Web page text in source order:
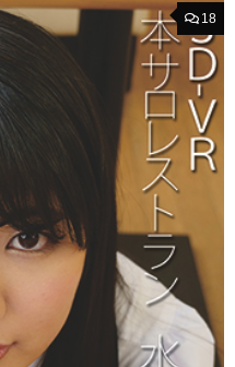
18